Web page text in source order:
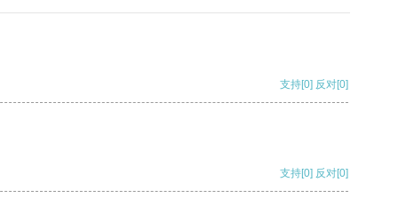
支持[0] 反对[0]
支持[0] 反对[0]